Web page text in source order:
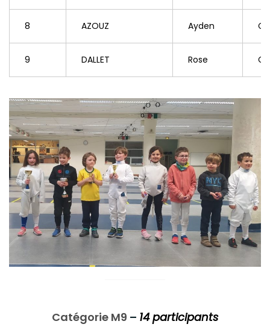
8 AZOUZ Ayden
9 DALLET Rose
Catégorie M9 – 14 participants